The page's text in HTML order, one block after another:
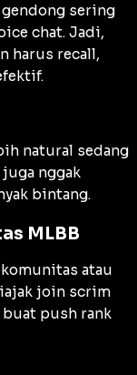
sering
chat. Jadi,
harus recall,
natural sedang
juga nggak
bintang.
MLBB
atau
join scrim
buat push rank